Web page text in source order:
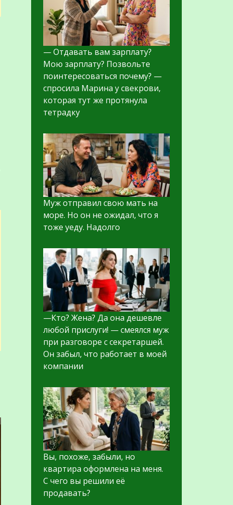
— Отдавать вам зарплату?
Мою зарплату? Позвольте
поинтересоваться почему? —
спросила Марина у свекрови,
которая тут же протянула
тетрадку
Муж отправил свою мать на
море. Но он не ожидал, что я
тоже уеду. Надолго
—Кто? Жена? Да она дешевле
любой прислуги! — смеялся муж
при разговоре с секретаршей.
Он забыл, что работает в моей
компании
Вы, похоже, забыли, но
квартира оформлена на меня.
С чего вы решили её
продавать?